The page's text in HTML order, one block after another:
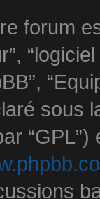
forum
sous